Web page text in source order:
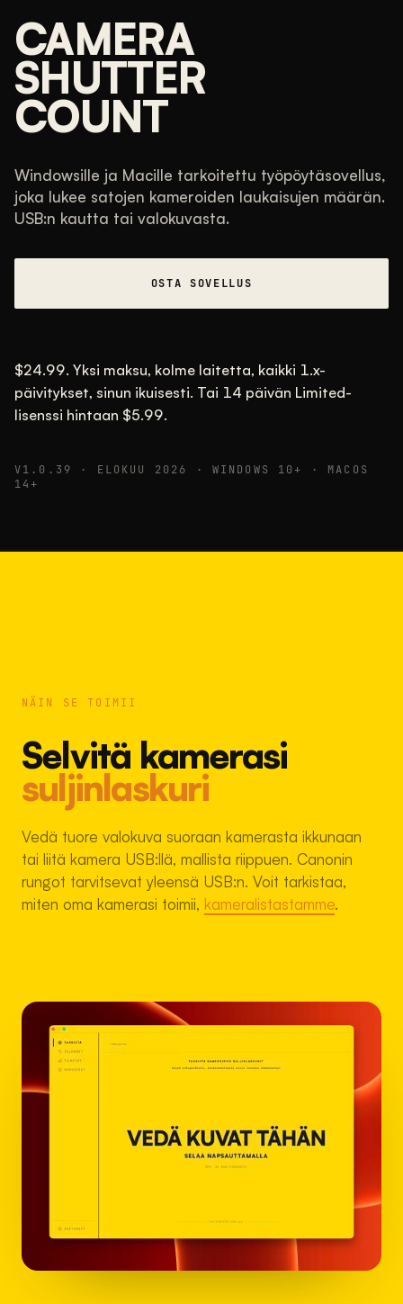
CAMERA
SHUTTER
COUNT
Windowsille ja Macille tarkoitettu työpöytäsovellus,
joka lukee satojen kameroiden laukaisujen määrän.
USB:n kautta tai valokuvasta.
OSTA SOVELLUS
$24.99. Yksi maksu, kolme laitetta, kaikki 1.x-
päivitykset, sinun ikuisesti. Tai 14 päivän Limited-
lisenssi hintaan $5.99.
V1.0.39 · ELOKUU 2026 · WINDOWS 10+ · MACOS
14+
17 % käytetty (arvioitu kesto 150
5DS -rungot ovat ottaneet enemmän kuvia.
Useimmat asettuvat välille 30 000–95 000,
NÄIN SE TOIMII
Selvitä kamerasi
suljinlaskuri
Vedä tuore valokuva suoraan kamerasta ikkunaan
tai liitä kamera USB:llä, mallista riippuen. Canonin
rungot tarvitsevat yleensä USB:n. Voit tarkistaa,
miten oma kamerasi toimii, kameralistastamme.